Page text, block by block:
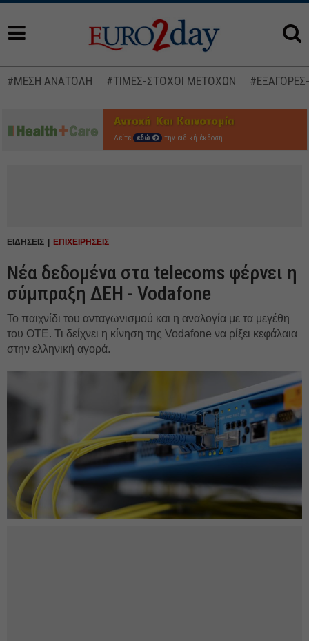
#ΜΕΣΗ ΑΝΑΤΟΛΗ #ΤΙΜΕΣ-ΣΤΟΧΟΙ ΜΕΤΟΧΩΝ
Δείτε εδώ την ειδική έκδοση
ΕΙΔΗΣΕΙΣ ΕΠΙΧΕΙΡΗΣΕΙΣ
Νέα δεδομένα στα telecoms φέρνει η
σύμπραξη ΔΕΗ - Vodafone
Το παιχνίδι του ανταγωνισμού και η αναλογία με τα μεγέθη
του ΟΤΕ. Τι δείχνει η κίνηση της Vodafone να ρίξει κεφάλαια
στην ελληνική αγορά.